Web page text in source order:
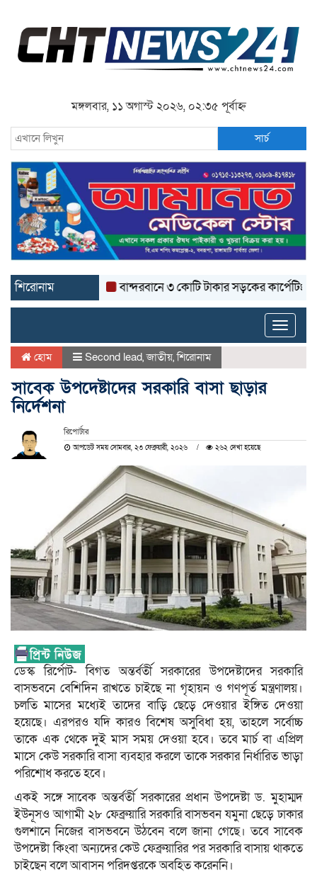
মঙ্গলবার, ১১ অগাস্ট ২০২৬, ০২:৩৫ পূর্বাহ্ন
সার্চ
শিরোনাম বান্দরবানে ৩ কোটি টাকার সড়কের কার্পেটিং উঠে
Toggle
হোম Second lead,জাতীয়,শিরোনাম
সাবেক উপদেষ্টাদের সরকারি বাসা ছাড়ার
নির্দেশনা
রিপোর্টার
আপডেট সময় সোমবার, ২৩ ফেব্রুয়ারী, ২০২৬ ২৬২ দেখা হয়েছে
ডেস্ক রির্পোট- বিগত অন্তর্বর্তী সরকারের উপদেষ্টাদের সরকারি
বাসভবনে বেশিদিন রাখতে চাইছে না গৃহায়ন ও গণপূর্ত মন্ত্রণালয়।
চলতি মাসের মধ্যেই তাদের বাড়ি ছেড়ে দেওয়ার ইঙ্গিত দেওয়া
হয়েছে। এরপরও যদি কারও বিশেষ অসুবিধা হয়, তাহলে সর্বোচ্চ
তাকে এক থেকে দুই মাস সময় দেওয়া হবে। তবে মার্চ বা এপ্রিল
মাসে কেউ সরকারি বাসা ব্যবহার করলে তাকে সরকার নির্ধারিত ভাড়া
পরিশোধ করতে হবে।
একই সঙ্গে সাবেক অন্তর্বর্তী সরকারের প্রধান উপদেষ্টা ড. মুহাম্মদ
ইউনূসও আগামী ২৮ ফেব্রুয়ারি সরকারি বাসভবন যমুনা ছেড়ে ঢাকার
গুলশানে নিজের বাসভবনে উঠবেন বলে জানা গেছে। তবে সাবেক
উপদেষ্টা কিংবা অন্যদের কেউ ফেব্রুয়ারির পর সরকারি বাসায় থাকতে
চাইছেন বলে আবাসন পরিদপ্তরকে অবহিত করেননি।